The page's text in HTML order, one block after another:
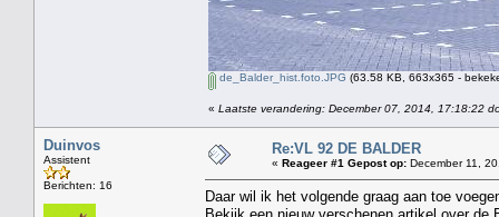
de_Balder_hist.foto.JPG (63.58 KB, 663x365 -
« Laatste verandering: December 07, 2014, 17:18:22
Duinvos
Assistent
Berichten: 16
Re:VL 92 DE BALDER
« Reageer #1 Gepost op: December 11,
Daar wil ik het volgende graag aan toe